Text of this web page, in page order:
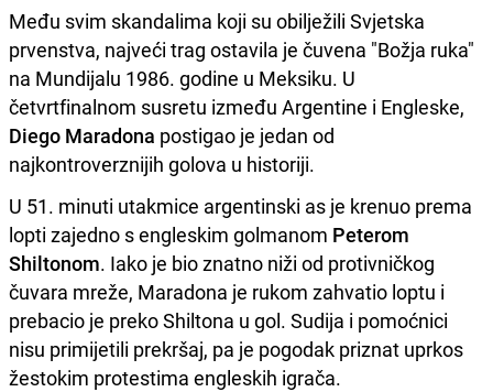
Među svim skandalima koji su obilježili Svjetska
prvenstva, najveći trag ostavila je čuvena "Božja ruka"
na Mundijalu 1986. godine u Meksiku. U
četvrtfinalnom susretu između Argentine i Engleske,
Diego Maradona postigao je jedan od
najkontroverznijih golova u historiji.
U 51. minuti utakmice argentinski as je krenuo prema
lopti zajedno s engleskim golmanom Peterom
Shiltonom. Iako je bio znatno niži od protivničkog
čuvara mreže, Maradona je rukom zahvatio loptu i
prebacio je preko Shiltona u gol. Sudija i pomoćnici
nisu primijetili prekršaj, pa je pogodak priznat uprkos
žestokim protestima engleskih igrača.